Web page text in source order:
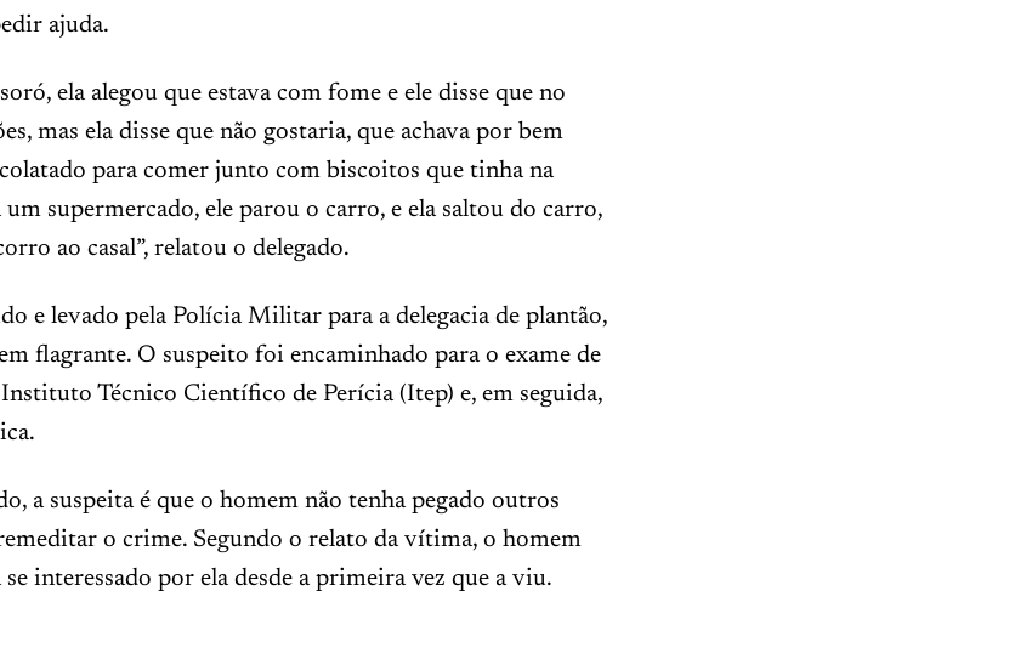
ajuda.
ela alegou que estava com fome e ele disse que no
mas ela disse que não gostaria, que achava por bem
para comer junto com biscoitos que tinha na
um supermercado, ele parou o carro, e ela saltou do carro,
ao casal”, relatou o delegado.
e levado pela Polícia Militar para a delegacia de plantão,
flagrante. O suspeito foi encaminhado para o exame de
Técnico Científico de Perícia (Itep) e, em seguida,
a suspeita é que o homem não tenha pegado outros
o crime. Segundo o relato da vítima, o homem
interessado por ela desde a primeira vez que a viu.